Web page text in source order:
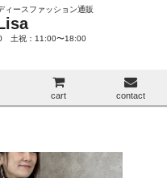
ィースファッション通販
土祝：11:00〜18:00
cart contact